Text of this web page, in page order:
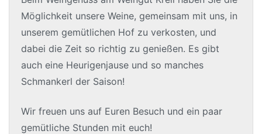
Möglichkeit unsere Weine, gemeinsam mit uns, in
unserem gemütlichen Hof zu verkosten, und
dabei die Zeit so richtig zu genießen. Es gibt
auch eine Heurigenjause und so manches
Schmankerl der Saison!
Wir freuen uns auf Euren Besuch und ein paar
gemütliche Stunden mit euch!